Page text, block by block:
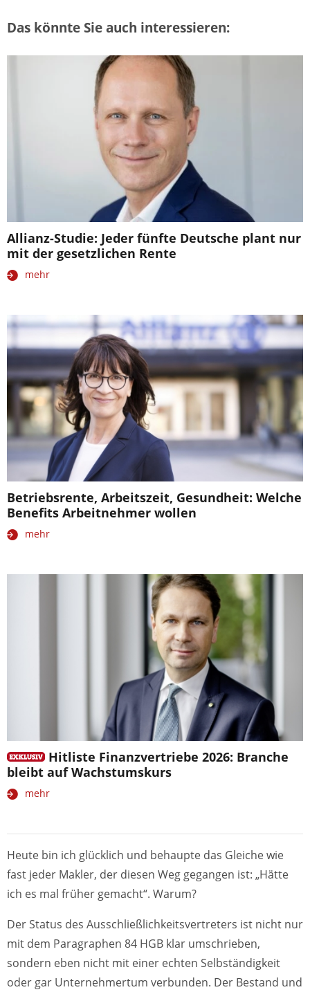
Das könnte Sie auch interessieren:
Allianz-Studie: Jeder fünfte Deutsche plant nur
mit der gesetzlichen Rente
mehr
Betriebsrente, Arbeitszeit, Gesundheit: Welche
Benefits Arbeitnehmer wollen
mehr
Hitliste Finanzvertriebe 2026: Branche
bleibt auf Wachstumskurs
mehr
Heute bin ich glücklich und behaupte das Gleiche wie
fast jeder Makler, der diesen Weg gegangen ist: „Hätte
ich es mal früher gemacht“. Warum?
Der Status des Ausschließlichkeitsvertreters ist nicht nur
mit dem Paragraphen 84 HGB klar umschrieben,
sondern eben nicht mit einer echten Selbständigkeit
oder gar Unternehmertum verbunden. Der Bestand und